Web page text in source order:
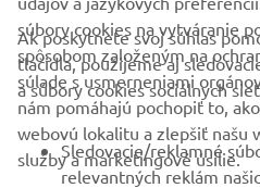
FIREMNÉ STRÁNKY
B2B
VIAC YAMAHA
súbory cookies na vytváranie
spôsobom založeným na
súlade s usmerneniami
nám pomáhajú pochopiť to,
webovú lokalitu a zlepšiť našu
služby a marketingové úsilie.
Ak poskytnete svoj súhlas
tlačidla, použijeme aj
a súbory cookies sociálnych
Sledovacie/reklamné
relevantných reklám